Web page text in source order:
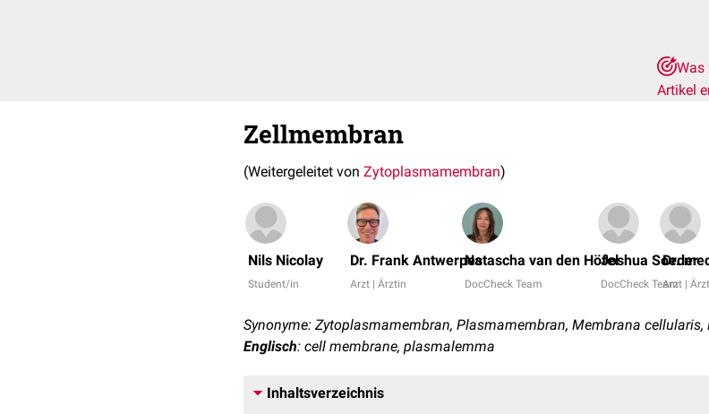
Was
Artikel
Zellmembran
(Weitergeleitet von Zytoplasmamembran)
Nils Nicolay
Student/in
Dr. Frank Antwerpes
Arzt | Ärztin
Natascha van den Höfel
DocCheck Team
Joshua Soeder
DocCheck Team
Dr.
Arzt |
Synonyme: Zytoplasmamembran, Plasmamembran, Membrana
Englisch: cell membrane, plasmalemma
Inhaltsverzeichnis